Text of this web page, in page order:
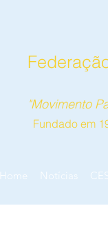
"Movimento
Fundado em
Home Notícias